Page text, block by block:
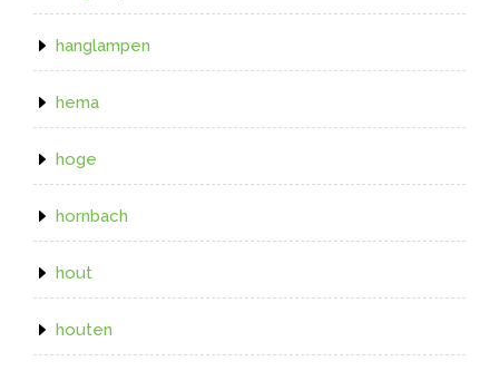
hanglampen
hema
hoge
hornbach
hout
houten